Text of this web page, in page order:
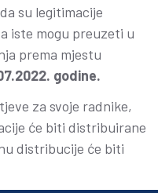
su legitimacije
iste mogu preuzeti u
prema mjestu
godine.
za svoje radnike,
će biti distribuirane
distribucije će biti